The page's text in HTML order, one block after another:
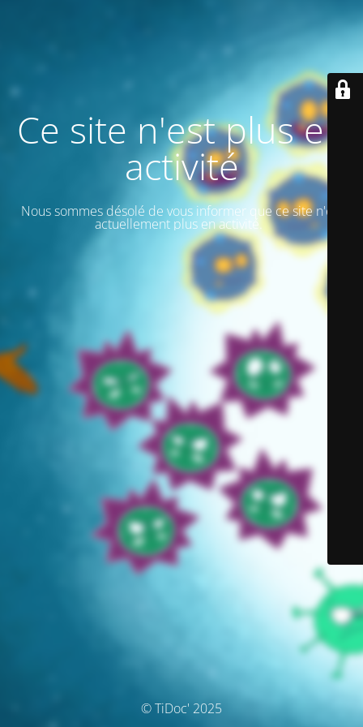
Ce site n'est plus en
activité
Nous sommes désolé de vous informer que ce site n'est
actuellement plus en activité.
© TiDoc' 2025